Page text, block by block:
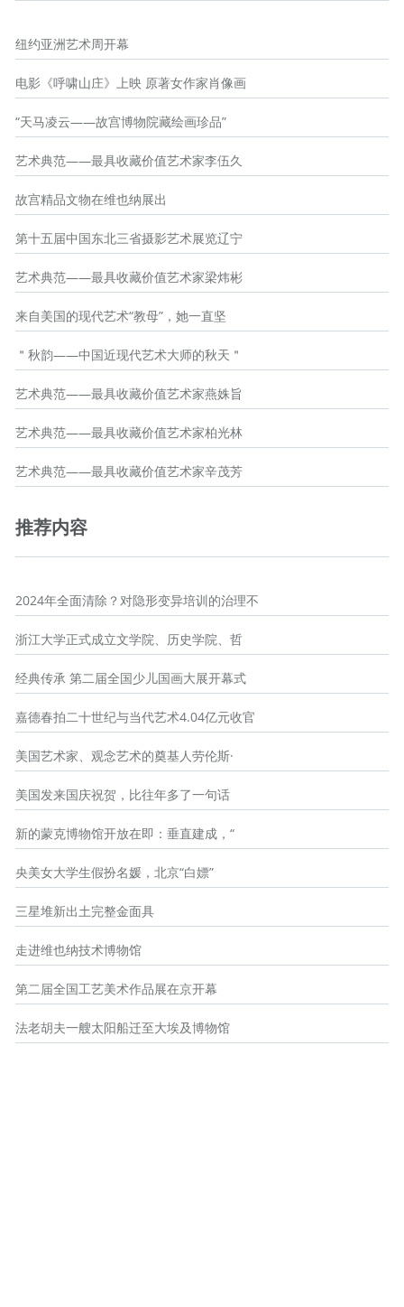
纽约亚洲艺术周开幕
电影《呼啸山庄》上映 原著女作家肖像画
“天马凌云——故宫博物院藏绘画珍品”
艺术典范——最具收藏价值艺术家李伍久
故宫精品文物在维也纳展出
第十五届中国东北三省摄影艺术展览辽宁
艺术典范——最具收藏价值艺术家梁炜彬
来自美国的现代艺术“教母”，她一直坚
＂秋韵——中国近现代艺术大师的秋天＂
艺术典范——最具收藏价值艺术家燕姝旨
艺术典范——最具收藏价值艺术家柏光林
艺术典范——最具收藏价值艺术家辛茂芳
推荐内容
2024年全面清除？对隐形变异培训的治理不
浙江大学正式成立文学院、历史学院、哲
经典传承 第二届全国少儿国画大展开幕式
嘉德春拍二十世纪与当代艺术4.04亿元收官
美国艺术家、观念艺术的奠基人劳伦斯·
美国发来国庆祝贺，比往年多了一句话
新的蒙克博物馆开放在即：垂直建成，“
央美女大学生假扮名媛，北京“白嫖”
三星堆新出土完整金面具
走进维也纳技术博物馆
第二届全国工艺美术作品展在京开幕
法老胡夫一艘太阳船迁至大埃及博物馆